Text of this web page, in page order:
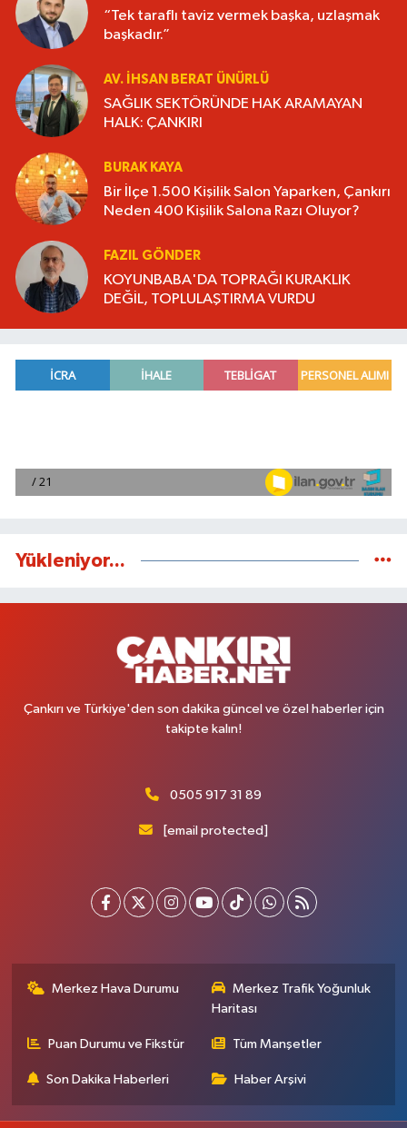
“Tek taraflı taviz vermek başka, uzlaşmak
başkadır.”
AV. İHSAN BERAT ÜNÜRLÜ
SAĞLIK SEKTÖRÜNDE HAK ARAMAYAN
HALK: ÇANKIRI
BURAK KAYA
Bir İlçe 1.500 Kişilik Salon Yaparken, Çankırı
Neden 400 Kişilik Salona Razı Oluyor?
FAZIL GÖNDER
KOYUNBABA'DA TOPRAĞI KURAKLIK
DEĞİL, TOPLULAŞTIRMA VURDU
Yükleniyor...
Çankırı ve Türkiye'den son dakika güncel ve özel haberler için
takipte kalın!
0505 917 31 89
[email protected]
Merkez Hava Durumu
Merkez Trafik Yoğunluk
Haritası
Puan Durumu ve Fikstür Tüm Manşetler
Son Dakika Haberleri Haber Arşivi